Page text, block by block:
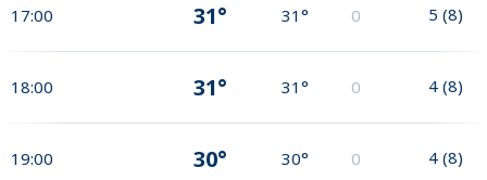
17:00 31° 31° 0 5 (8)
18:00 31° 31° 0 4 (8)
19:00 30° 30° 0 4 (8)